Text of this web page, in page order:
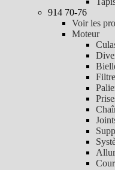
914 70-76
Voir les
Moteur